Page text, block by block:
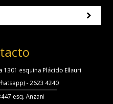
esquina Plácido Ellauri
- 2623 4240
esq. Anzani